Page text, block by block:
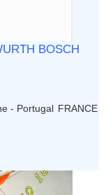
BOSCH
- Portugal FRANCE